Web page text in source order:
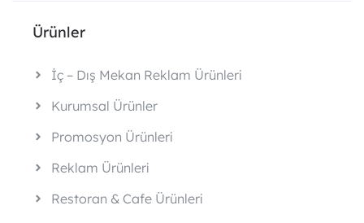
Ürünler
İç – Dış Mekan Reklam Ürünleri
Kurumsal Ürünler
Promosyon Ürünleri
Reklam Ürünleri
Restoran & Cafe Ürünleri